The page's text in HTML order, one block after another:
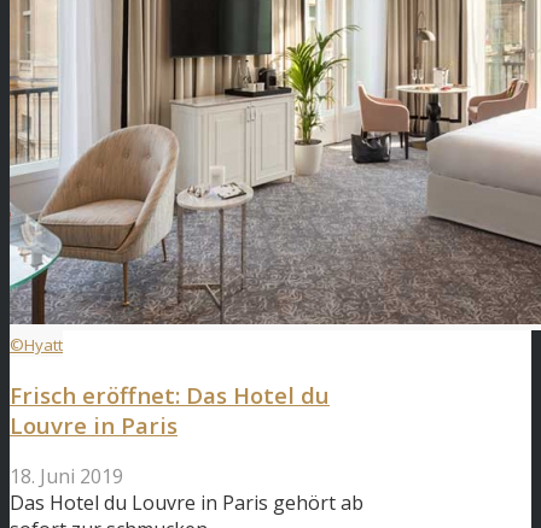
©Hyatt
Frisch eröffnet: Das Hotel du
Louvre in Paris
18. Juni 2019
Das Hotel du Louvre in Paris gehört ab